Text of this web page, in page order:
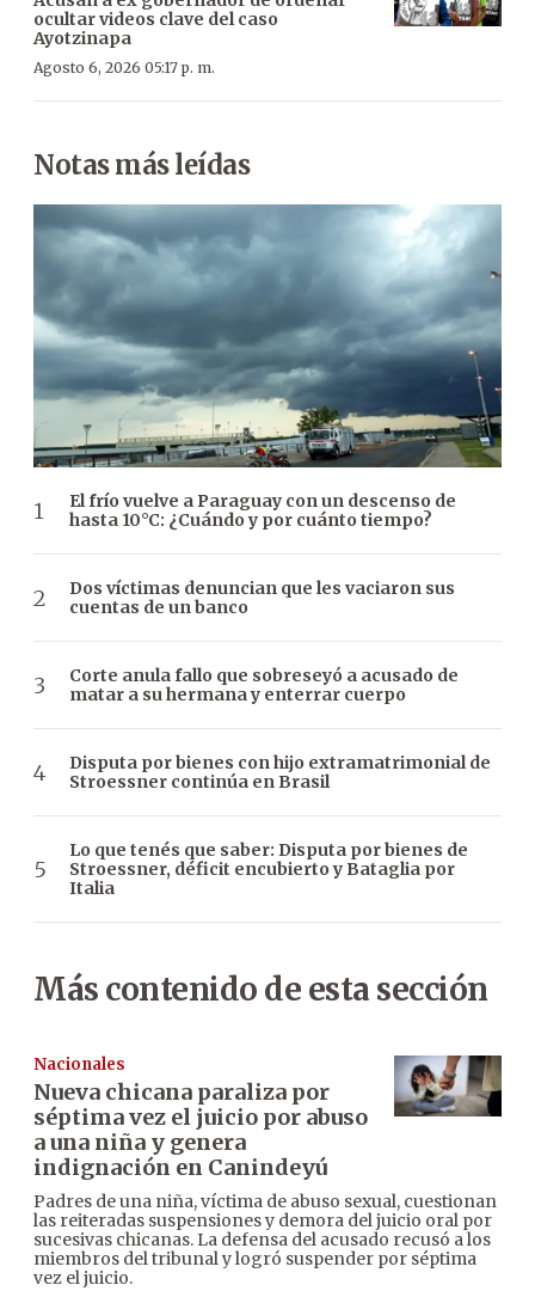
ocultar videos clave del caso
Ayotzinapa
Agosto 6, 2026 05:17 p. m.
Notas más leídas
El frío vuelve a Paraguay con un descenso de
hasta 10°C: ¿Cuándo y por cuánto tiempo?
Dos víctimas denuncian que les vaciaron sus
cuentas de un banco
Corte anula fallo que sobreseyó a acusado de
matar a su hermana y enterrar cuerpo
Disputa por bienes con hijo extramatrimonial de
Stroessner continúa en Brasil
Lo que tenés que saber: Disputa por bienes de
Stroessner, déficit encubierto y Bataglia por
Italia
Más contenido de esta sección
Nacionales
Nueva chicana paraliza por
séptima vez el juicio por abuso
a una niña y genera
indignación en Canindeyú
Padres de una niña, víctima de abuso sexual, cuestionan
las reiteradas suspensiones y demora del juicio oral por
sucesivas chicanas. La defensa del acusado recusó a los
miembros del tribunal y logró suspender por séptima
vez el juicio.